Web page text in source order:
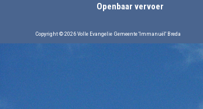
Openbaar vervoer
Copyright © 2026 Volle Evangelie Gemeente 'Immanuël' Breda